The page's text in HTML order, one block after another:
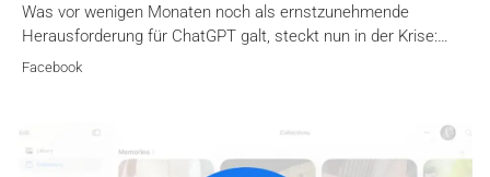
Was vor wenigen Monaten noch als ernstzunehmende
Herausforderung für ChatGPT galt, steckt nun in der Krise:…
Facebook